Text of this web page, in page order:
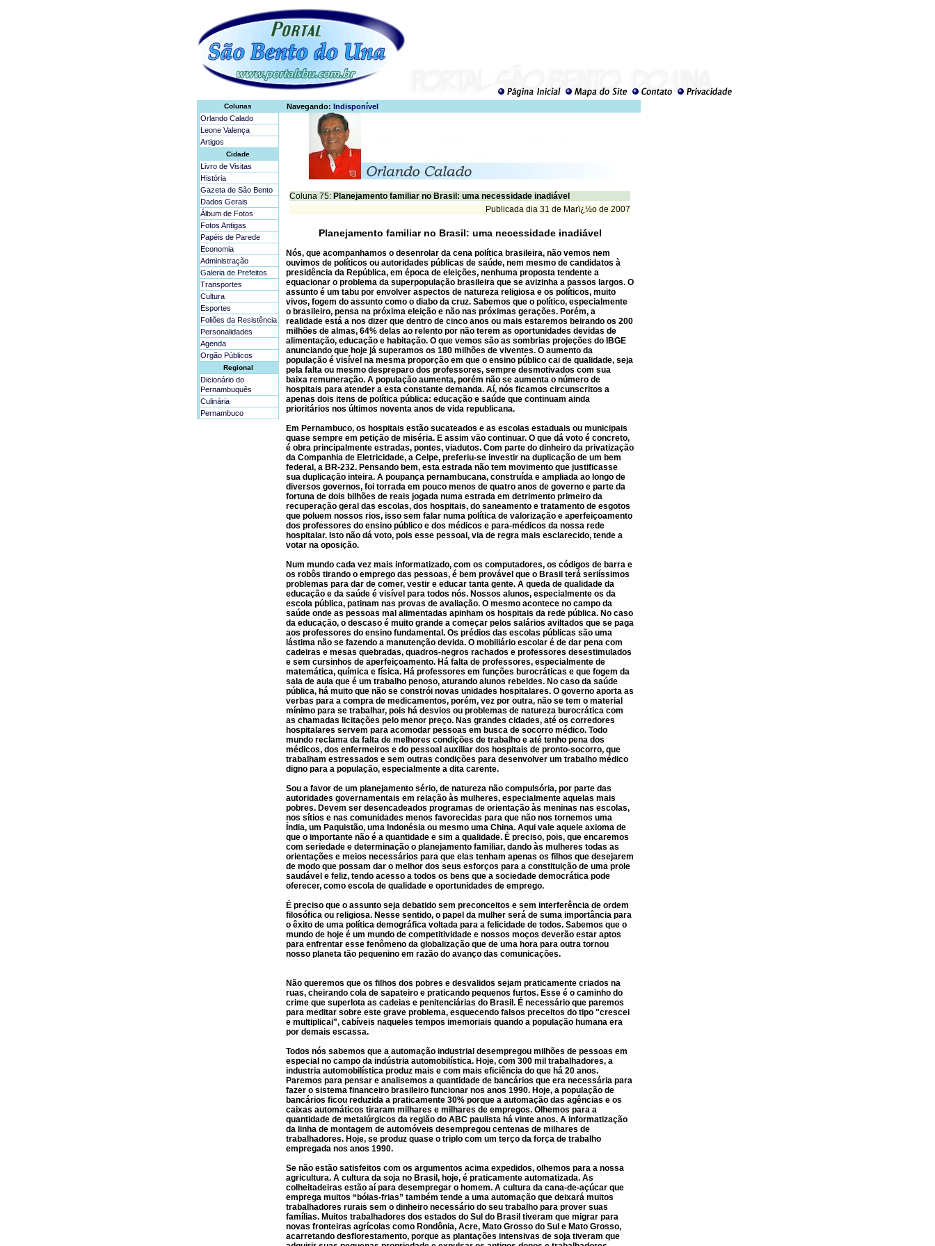
Colunas
Orlando Calado
Leone Valença
Artigos
Cidade
Livro de Visitas
História
Gazeta de São Bento
Dados Gerais
Álbum de Fotos
Fotos Antigas
Papéis de Parede
Economia
Administração
Galeria de Prefeitos
Transportes
Cultura
Esportes
Foliões da Resistência
Personalidades
Agenda
Orgão Públicos
Regional
Dicionário do
Pernambuquês
Culinária
Pernambuco
Navegando: Indisponível
Coluna 75: Planejamento familiar no Brasil: uma necessidade inadiável
Publicada dia 31 de Marï¿½o de 2007
Planejamento familiar no Brasil: uma necessidade inadiável
Nós, que acompanhamos o desenrolar da cena política brasileira, não vemos nem
ouvimos de políticos ou autoridades públicas de saúde, nem mesmo de candidatos à
presidência da República, em época de eleições, nenhuma proposta tendente a
equacionar o problema da superpopulação brasileira que se avizinha a passos largos. O
assunto é um tabu por envolver aspectos de natureza religiosa e os políticos, muito
vivos, fogem do assunto como o diabo da cruz. Sabemos que o político, especialmente
o brasileiro, pensa na próxima eleição e não nas próximas gerações. Porém, a
realidade está a nos dizer que dentro de cinco anos ou mais estaremos beirando os 200
milhões de almas, 64% delas ao relento por não terem as oportunidades devidas de
alimentação, educação e habitação. O que vemos são as sombrias projeções do IBGE
anunciando que hoje já superamos os 180 milhões de viventes. O aumento da
população é visível na mesma proporção em que o ensino público cai de qualidade, seja
pela falta ou mesmo despreparo dos professores, sempre desmotivados com sua
baixa remuneração. A população aumenta, porém não se aumenta o número de
hospitais para atender a esta constante demanda. Aí, nós ficamos circunscritos a
apenas dois itens de política pública: educação e saúde que continuam ainda
prioritários nos últimos noventa anos de vida republicana.
Em Pernambuco, os hospitais estão sucateados e as escolas estaduais ou municipais
quase sempre em petição de miséria. E assim vão continuar. O que dá voto é concreto,
é obra principalmente estradas, pontes, viadutos. Com parte do dinheiro da privatização
da Companhia de Eletricidade, a Celpe, preferiu-se investir na duplicação de um bem
federal, a BR-232. Pensando bem, esta estrada não tem movimento que justificasse
sua duplicação inteira. A poupança pernambucana, construída e ampliada ao longo de
diversos governos, foi torrada em pouco menos de quatro anos de governo e parte da
fortuna de dois bilhões de reais jogada numa estrada em detrimento primeiro da
recuperação geral das escolas, dos hospitais, do saneamento e tratamento de esgotos
que poluem nossos rios, isso sem falar numa política de valorização e aperfeiçoamento
dos professores do ensino público e dos médicos e para-médicos da nossa rede
hospitalar. Isto não dá voto, pois esse pessoal, via de regra mais esclarecido, tende a
votar na oposição.
Num mundo cada vez mais informatizado, com os computadores, os códigos de barra e
os robôs tirando o emprego das pessoas, é bem provável que o Brasil terá seriíssimos
problemas para dar de comer, vestir e educar tanta gente. A queda de qualidade da
educação e da saúde é visível para todos nós. Nossos alunos, especialmente os da
escola pública, patinam nas provas de avaliação. O mesmo acontece no campo da
saúde onde as pessoas mal alimentadas apinham os hospitais da rede pública. No caso
da educação, o descaso é muito grande a começar pelos salários aviltados que se paga
aos professores do ensino fundamental. Os prédios das escolas públicas são uma
lástima não se fazendo a manutenção devida. O mobiliário escolar é de dar pena com
cadeiras e mesas quebradas, quadros-negros rachados e professores desestimulados
e sem cursinhos de aperfeiçoamento. Há falta de professores, especialmente de
matemática, química e física. Há professores em funções burocráticas e que fogem da
sala de aula que é um trabalho penoso, aturando alunos rebeldes. No caso da saúde
pública, há muito que não se constrói novas unidades hospitalares. O governo aporta as
verbas para a compra de medicamentos, porém, vez por outra, não se tem o material
mínimo para se trabalhar, pois há desvios ou problemas de natureza burocrática com
as chamadas licitações pelo menor preço. Nas grandes cidades, até os corredores
hospitalares servem para acomodar pessoas em busca de socorro médico. Todo
mundo reclama da falta de melhores condições de trabalho e até tenho pena dos
médicos, dos enfermeiros e do pessoal auxiliar dos hospitais de pronto-socorro, que
trabalham estressados e sem outras condições para desenvolver um trabalho médico
digno para a população, especialmente a dita carente.
Sou a favor de um planejamento sério, de natureza não compulsória, por parte das
autoridades governamentais em relação às mulheres, especialmente aquelas mais
pobres. Devem ser desencadeados programas de orientação às meninas nas escolas,
nos sítios e nas comunidades menos favorecidas para que não nos tornemos uma
Índia, um Paquistão, uma Indonésia ou mesmo uma China. Aqui vale aquele axioma de
que o importante não é a quantidade e sim a qualidade. É preciso, pois, que encaremos
com seriedade e determinação o planejamento familiar, dando às mulheres todas as
orientações e meios necessários para que elas tenham apenas os filhos que desejarem
de modo que possam dar o melhor dos seus esforços para a constituição de uma prole
saudável e feliz, tendo acesso a todos os bens que a sociedade democrática pode
oferecer, como escola de qualidade e oportunidades de emprego.
É preciso que o assunto seja debatido sem preconceitos e sem interferência de ordem
filosófica ou religiosa. Nesse sentido, o papel da mulher será de suma importância para
o êxito de uma política demográfica voltada para a felicidade de todos. Sabemos que o
mundo de hoje é um mundo de competitividade e nossos moços deverão estar aptos
para enfrentar esse fenômeno da globalização que de uma hora para outra tornou
nosso planeta tão pequenino em razão do avanço das comunicações.
Não queremos que os filhos dos pobres e desvalidos sejam praticamente criados na
ruas, cheirando cola de sapateiro e praticando pequenos furtos. Esse é o caminho do
crime que superlota as cadeias e penitenciárias do Brasil. É necessário que paremos
para meditar sobre este grave problema, esquecendo falsos preceitos do tipo "crescei
e multiplicai", cabíveis naqueles tempos imemoriais quando a população humana era
por demais escassa.
Todos nós sabemos que a automação industrial desempregou milhões de pessoas em
especial no campo da indústria automobilística. Hoje, com 300 mil trabalhadores, a
industria automobilística produz mais e com mais eficiência do que há 20 anos.
Paremos para pensar e analisemos a quantidade de bancários que era necessária para
fazer o sistema financeiro brasileiro funcionar nos anos 1990. Hoje, a população de
bancários ficou reduzida a praticamente 30% porque a automação das agências e os
caixas automáticos tiraram milhares e milhares de empregos. Olhemos para a
quantidade de metalúrgicos da região do ABC paulista há vinte anos. A informatização
da linha de montagem de automóveis desempregou centenas de milhares de
trabalhadores. Hoje, se produz quase o triplo com um terço da força de trabalho
empregada nos anos 1990.
Se não estão satisfeitos com os argumentos acima expedidos, olhemos para a nossa
agricultura. A cultura da soja no Brasil, hoje, é praticamente automatizada. As
colheitadeiras estão aí para desempregar o homem. A cultura da cana-de-açúcar que
emprega muitos “bóias-frias” também tende a uma automação que deixará muitos
trabalhadores rurais sem o dinheiro necessário do seu trabalho para prover suas
famílias. Muitos trabalhadores dos estados do Sul do Brasil tiveram que migrar para
novas fronteiras agrícolas como Rondônia, Acre, Mato Grosso do Sul e Mato Grosso,
acarretando desflorestamento, porque as plantações intensivas de soja tiveram que